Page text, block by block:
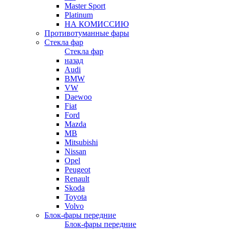
Master Sport
Platinum
НА КОМИССИЮ
Противотуманные фары
Стекла фар
Стекла фар
назад
Audi
BMW
VW
Daewoo
Fiat
Ford
Mazda
MB
Mitsubishi
Nissan
Opel
Peugeot
Renault
Skoda
Toyota
Volvo
Блок-фары передние
Блок-фары передние